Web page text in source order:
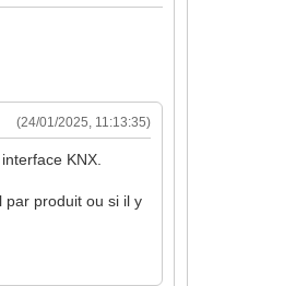
(24/01/2025, 11:13:35)
KNX.
par produit ou si il y